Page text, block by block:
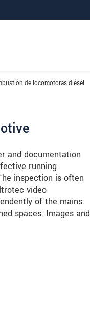
de locomotoras diésel
and documentation
running
inspection is often
video
of the mains.
spaces. Images and